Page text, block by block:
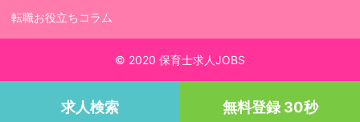
転職お役立ちコラム
© 2020 保育士求人JOBS
求人検索 無料登録 30秒